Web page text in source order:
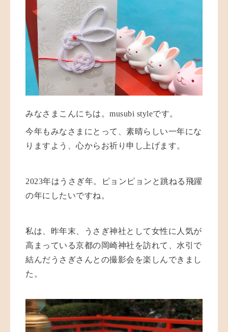
みなさまこんにちは。 musubi styleです。
今年もみなさまにとって、素晴らしい一年にな
りますよう、心からお祈り申し上げます。
2023年はうさぎ年。ピョンピョンと跳ねる飛躍
の年にしたいですね。
私は、昨年末、うさぎ神社として女性に人気が
高まっている京都の岡崎神社を訪れて、水引で
結んだうさぎさんとの撮影会を楽しんできまし
た。